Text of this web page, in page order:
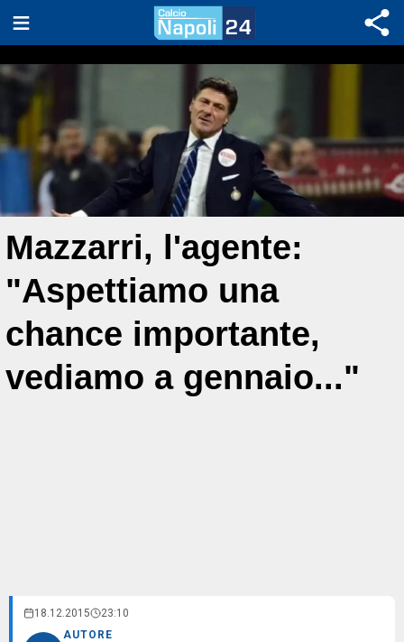
Mazzarri, l'agente:
"Aspettiamo una
chance importante,
vediamo a gennaio..."
18.12.2015 23:10
AUTORE